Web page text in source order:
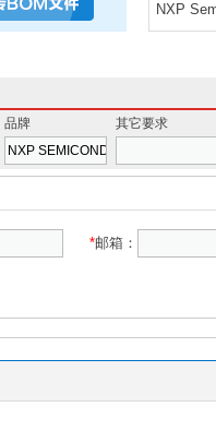
NXP
品牌 其它要求
*邮箱：